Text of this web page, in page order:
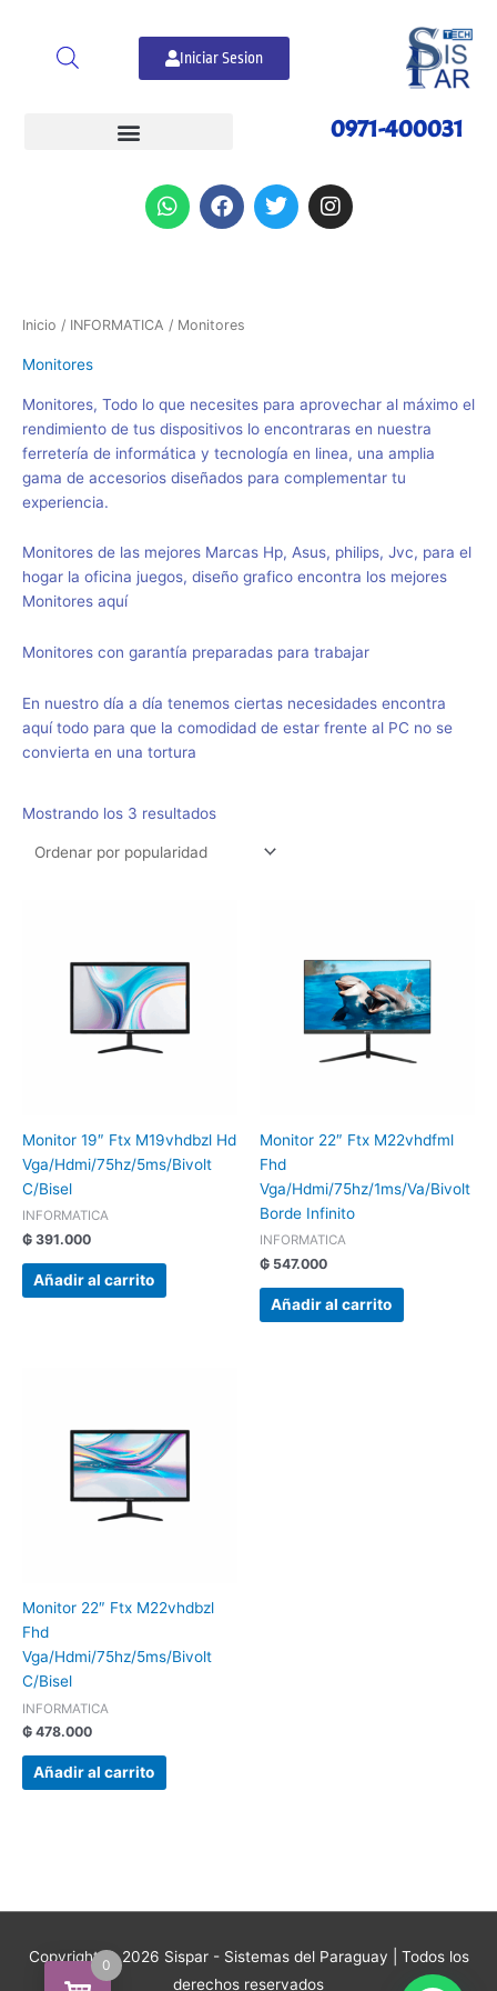
contenido
Iniciar Sesion
0971-400031
W
h
p
F
a
o
T
w
I
n
Inicio / INFORMATICA / Monitores
Monitores
Monitores, Todo lo que necesites para aprovechar al máximo el
rendimiento de tus dispositivos lo encontraras en nuestra
ferretería de informática y tecnología en linea, una amplia
gama de accesorios diseñados para complementar tu
experiencia.
Monitores de las mejores Marcas Hp, Asus, philips, Jvc, para el
hogar la oficina juegos, diseño grafico encontra los mejores
Monitores aquí
Monitores con garantía preparadas para trabajar
En nuestro día a día tenemos ciertas necesidades encontra
aquí todo para que la comodidad de estar frente al PC no se
convierta en una tortura
Mostrando los 3 resultados
Ordenado
por
Monitor 19″ Ftx M19vhdbzl Hd
Vga/Hdmi/75hz/5ms/Bivolt
C/Bisel
INFORMATICA
₲ 391.000
Añadir al carrito
Monitor 22″ Ftx M22vhdfml
Fhd
Vga/Hdmi/75hz/1ms/Va/Bivolt
Borde Infinito
INFORMATICA
₲ 547.000
Añadir al carrito
Monitor 22″ Ftx M22vhdbzl
Fhd
Vga/Hdmi/75hz/5ms/Bivolt
C/Bisel
INFORMATICA
₲ 478.000
Añadir al carrito
Copyright © 2026 Sispar - Sistemas del Paraguay | Todos los
derechos reservados
0